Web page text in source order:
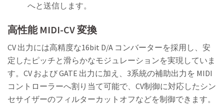
へと送信します。
高性能 MIDI-CV 変換
CV 出力には高精度な16bit D/A コンバーターを採用し、安
定したピッチと滑らかなモジュレーションを実現していま
す。CV および GATE 出力に加え、3系統の補助出力を MIDI
コントローラーへ割り当て可能で、CV制御に対応したシン
セサイザーのフィルターカットオフなどを制御できます。